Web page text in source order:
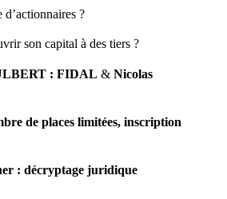
d’actionnaires ?
son capital à des tiers ?
: FIDAL & Nicolas
de places limitées, inscription
: décryptage juridique